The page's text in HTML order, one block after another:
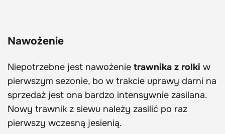
Nawożenie
Niepotrzebne jest nawożenie trawnika z rolki w
pierwszym sezonie, bo w trakcie uprawy darni na
sprzedaż jest ona bardzo intensywnie zasilana.
Nowy trawnik z siewu należy zasilić po raz
pierwszy wczesną jesienią.